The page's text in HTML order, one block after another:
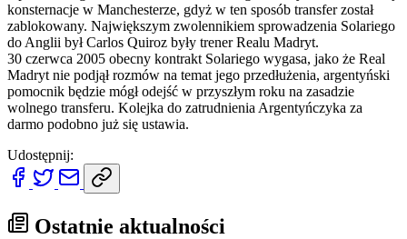
konsternacje w Manchesterze, gdyż w ten sposób transfer został
zablokowany. Największym zwolennikiem sprowadzenia Solariego
do Anglii był Carlos Quiroz były trener Realu Madryt.
30 czerwca 2005 obecny kontrakt Solariego wygasa, jako że Real
Madryt nie podjął rozmów na temat jego przedłużenia, argentyński
pomocnik będzie mógł odejść w przyszłym roku na zasadzie
wolnego transferu. Kolejka do zatrudnienia Argentyńczyka za
darmo podobno już się ustawia.
Udostępnij:
Ostatnie aktualności